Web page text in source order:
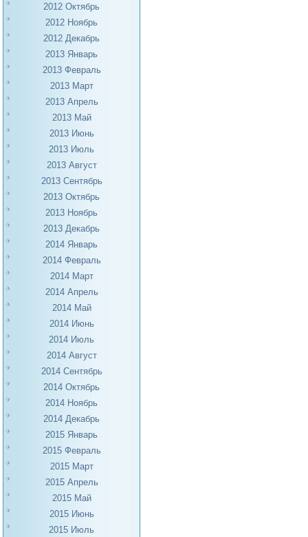
2012 Октябрь
2012 Ноябрь
2012 Декабрь
2013 Январь
2013 Февраль
2013 Март
2013 Апрель
2013 Май
2013 Июнь
2013 Июль
2013 Август
2013 Сентябрь
2013 Октябрь
2013 Ноябрь
2013 Декабрь
2014 Январь
2014 Февраль
2014 Март
2014 Апрель
2014 Май
2014 Июнь
2014 Июль
2014 Август
2014 Сентябрь
2014 Октябрь
2014 Ноябрь
2014 Декабрь
2015 Январь
2015 Февраль
2015 Март
2015 Апрель
2015 Май
2015 Июнь
2015 Июль